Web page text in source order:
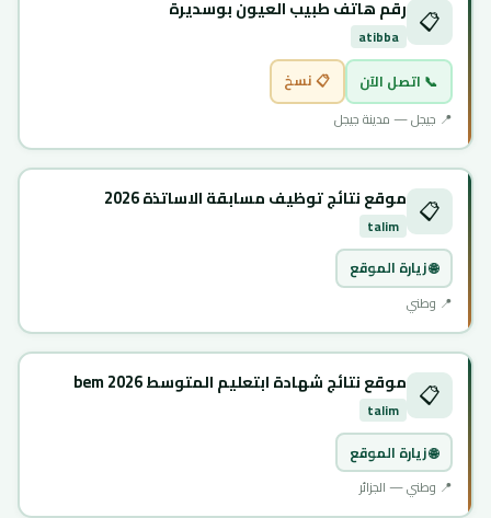
📋 رقم هاتف طبيب العيون بوسديرة
atibba
📞 اتصل الآن 📋 نسخ
📍 جيجل — مدينة جيجل
📋 موقع نتائج توظيف مسابقة الاساتذة 2026
talim
🌐 زيارة الموقع
📍 وطني
📋 موقع نتائج شهادة ابتعليم المتوسط 2026 bem
talim
🌐 زيارة الموقع
📍 وطني — الجزائر